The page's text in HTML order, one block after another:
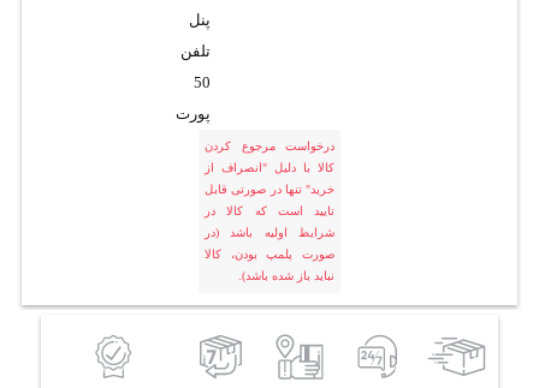
پنل
تلفن
50
پورت
درخواست مرجوع کردن
کالا با دلیل "انصراف از
خرید" تنها در صورتی قابل
تایید است که کالا در
شرایط اولیه باشد (در
صورت پلمپ بودن، کالا
نباید باز شده باشد).